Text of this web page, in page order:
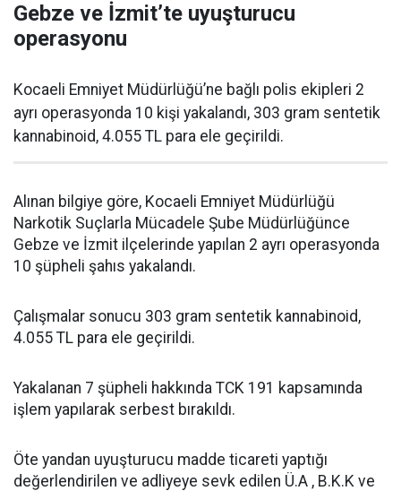
Gebze ve İzmit’te uyuşturucu
operasyonu
Kocaeli Emniyet Müdürlüğü’ne bağlı polis ekipleri 2
ayrı operasyonda 10 kişi yakalandı, 303 gram sentetik
kannabinoid, 4.055 TL para ele geçirildi.
Alınan bilgiye göre, Kocaeli Emniyet Müdürlüğü
Narkotik Suçlarla Mücadele Şube Müdürlüğünce
Gebze ve İzmit ilçelerinde yapılan 2 ayrı operasyonda
10 şüpheli şahıs yakalandı.
Çalışmalar sonucu 303 gram sentetik kannabinoid,
4.055 TL para ele geçirildi.
Yakalanan 7 şüpheli hakkında TCK 191 kapsamında
işlem yapılarak serbest bırakıldı.
Öte yandan uyuşturucu madde ticareti yaptığı
değerlendirilen ve adliyeye sevk edilen Ü.A , B.K.K ve